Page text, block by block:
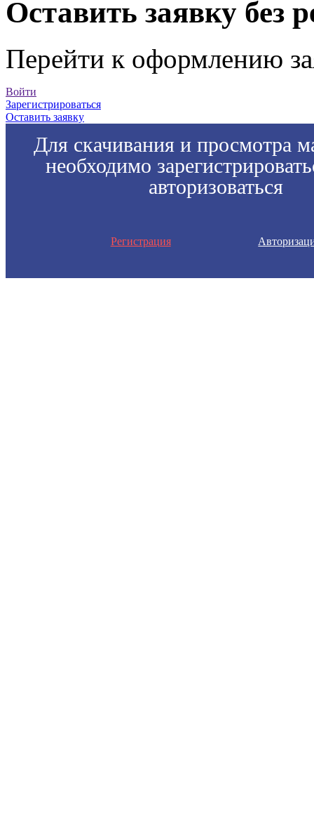
Оставить заявку без
Перейти к оформлению
Войти
Зарегистрироваться
Оставить заявку
Для скачивания и просмотра
необходимо
авторизоваться
Регистрация